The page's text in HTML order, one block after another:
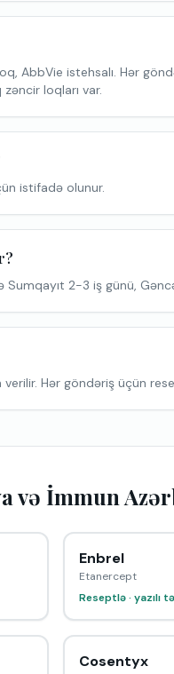
AbbVie istehsalı. Hər
loqları var.
istifadə olunur.
Sumqayıt 2-3 iş günü,
verilir. Hər göndəriş üçün
və İmmun
Enbrel
Etanercept
Reseptlə · yazılı
Cosentyx